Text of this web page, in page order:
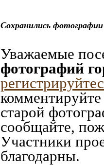
Сохранились
Уважаемые
фотографий
старой
сообщайте,
Участники
благодарны.